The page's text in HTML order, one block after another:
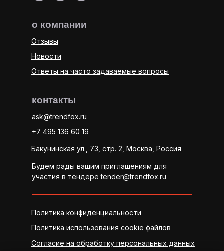
контакты
о компании
Будем рады вашим приглашениям для
участия в тендереtender@trendfox.ru
Бакунинская ул., 73, стр. 2, Москва, Россия
+7 495 136 60 19
ask@trendfox.ru
Согласие на обработку персональных данных
Политика использования cookie файлов
Политика конфиденциальности
Ответы на часто задаваемые вопросы
Новости
Отзывы